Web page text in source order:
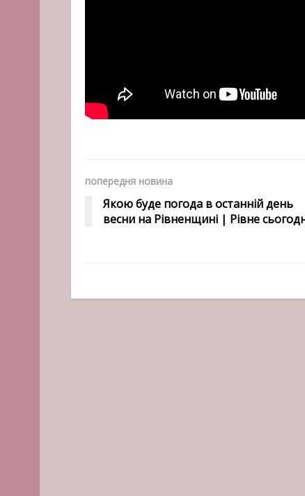
попередня новина
Якою буде погода в останній день
весни на Рівненщині | Рівне